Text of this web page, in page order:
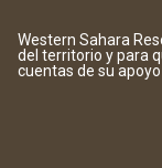
Western Sahara
del territorio y para
cuentas de su